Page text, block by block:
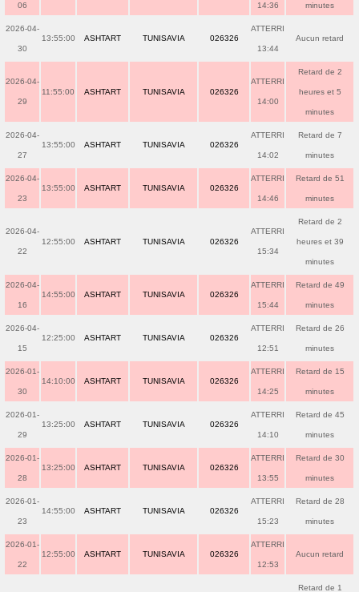
06 14:36 minutes
2026-04-
30
13:55:00 ASHTART TUNISAVIA 026326
ATTERRI
13:44
Aucun retard
2026-04-
29
11:55:00 ASHTART TUNISAVIA 026326
ATTERRI
14:00
Retard de 2
heures et 5
minutes
2026-04-
27
13:55:00 ASHTART TUNISAVIA 026326
ATTERRI
14:02
Retard de 7
minutes
2026-04-
23
13:55:00 ASHTART TUNISAVIA 026326
ATTERRI
14:46
Retard de 51
minutes
2026-04-
22
12:55:00 ASHTART TUNISAVIA 026326
ATTERRI
15:34
Retard de 2
heures et 39
minutes
2026-04-
16
14:55:00 ASHTART TUNISAVIA 026326
ATTERRI
15:44
Retard de 49
minutes
2026-04-
15
12:25:00 ASHTART TUNISAVIA 026326
ATTERRI
12:51
Retard de 26
minutes
2026-01-
30
14:10:00 ASHTART TUNISAVIA 026326
ATTERRI
14:25
Retard de 15
minutes
2026-01-
29
13:25:00 ASHTART TUNISAVIA 026326
ATTERRI
14:10
Retard de 45
minutes
2026-01-
28
13:25:00 ASHTART TUNISAVIA 026326
ATTERRI
13:55
Retard de 30
minutes
2026-01-
23
14:55:00 ASHTART TUNISAVIA 026326
ATTERRI
15:23
Retard de 28
minutes
2026-01-
22
12:55:00 ASHTART TUNISAVIA 026326
ATTERRI
12:53
Aucun retard
Retard de 1